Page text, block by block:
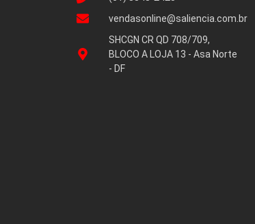
vendasonline@saliencia.com.br
SHCGN CR QD 708/709,
BLOCO A LOJA 13 - Asa Norte
- DF